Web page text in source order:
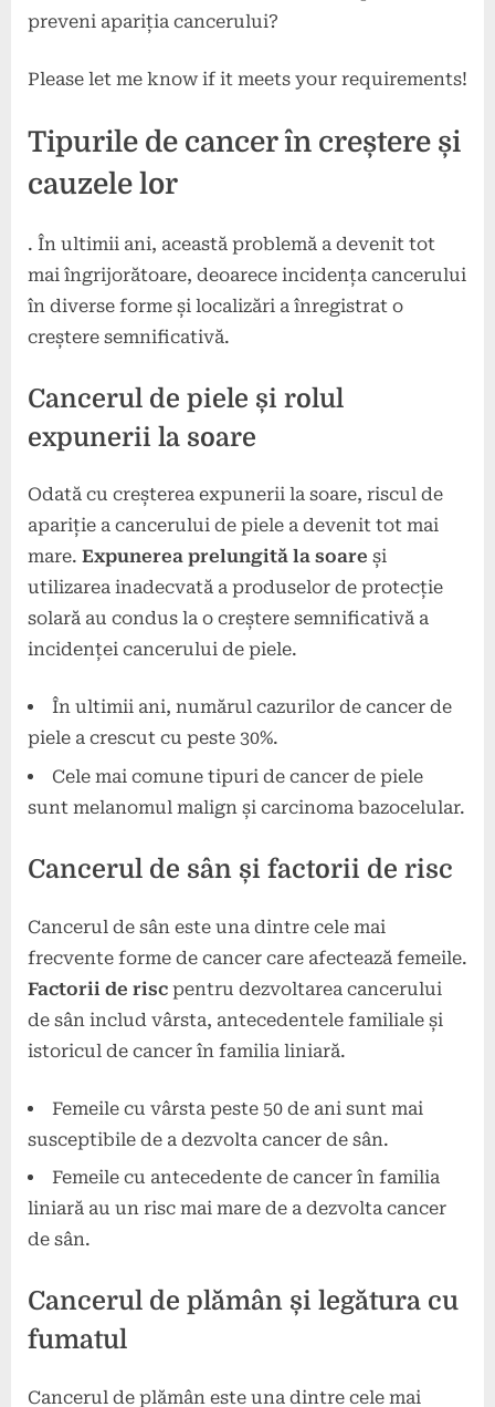
preveni apariția cancerului?
Please let me know if it meets your requirements!
Tipurile de cancer în creștere și
cauzele lor
. În ultimii ani, această problemă a devenit tot
mai îngrijorătoare, deoarece incidența cancerului
în diverse forme și localizări a înregistrat o
creștere semnificativă.
Cancerul de piele și rolul
expunerii la soare
Odată cu creșterea expunerii la soare, riscul de
apariție a cancerului de piele a devenit tot mai
mare. Expunerea prelungită la soare și
utilizarea inadecvată a produselor de protecție
solară au condus la o creștere semnificativă a
incidenței cancerului de piele.
În ultimii ani, numărul cazurilor de cancer de
piele a crescut cu peste 30%.
Cele mai comune tipuri de cancer de piele
sunt melanomul malign și carcinoma bazocelular.
Cancerul de sân și factorii de risc
Cancerul de sân este una dintre cele mai
frecvente forme de cancer care afectează femeile.
Factorii de risc pentru dezvoltarea cancerului
de sân includ vârsta, antecedentele familiale și
istoricul de cancer în familia liniară.
Femeile cu vârsta peste 50 de ani sunt mai
susceptibile de a dezvolta cancer de sân.
Femeile cu antecedente de cancer în familia
liniară au un risc mai mare de a dezvolta cancer
de sân.
Cancerul de plămân și legătura cu
fumatul
Cancerul de plămân este una dintre cele mai